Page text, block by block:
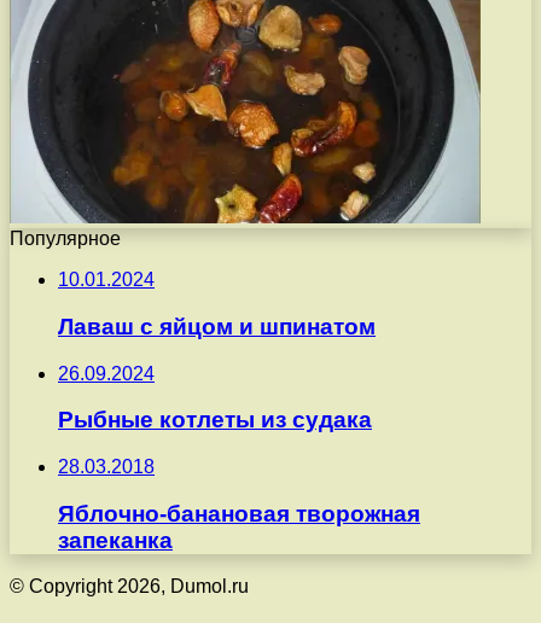
Популярное
10.01.2024
Лаваш с яйцом и шпинатом
26.09.2024
Рыбные котлеты из судака
28.03.2018
Яблочно-банановая творожная
запеканка
© Copyright 2026, Dumol.ru